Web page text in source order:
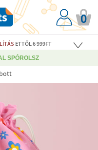
0
ETTŐL 6 999FT
SPÓROLSZ